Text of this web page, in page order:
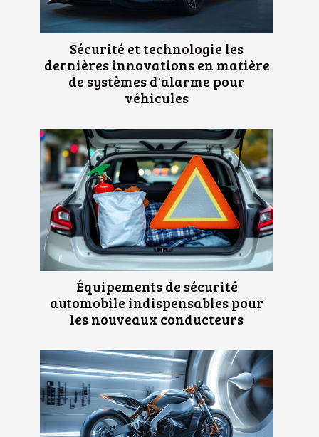
Sécurité et technologie les
dernières innovations en matière
de systèmes d'alarme pour
véhicules
Équipements de sécurité
automobile indispensables pour
les nouveaux conducteurs